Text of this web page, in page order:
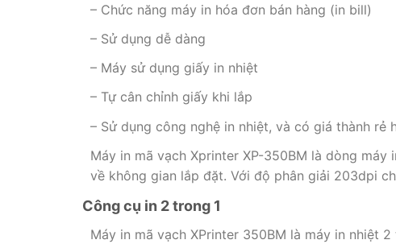
– Chức năng máy in hóa đơn bán hàng (in bill)
– Sử dụng dễ dàng
– Máy sử dụng giấy in nhiệt
– Tự cân chỉnh giấy khi lắp
– Sử dụng công nghệ in nhiệt, và có giá thành
Máy in mã vạch Xprinter XP-350BM là dòng
về không gian lắp đặt. Với độ phân giải 203dpi
Công cụ in 2 trong 1
Máy in mã vạch XPrinter 350BM là máy in nhiệt